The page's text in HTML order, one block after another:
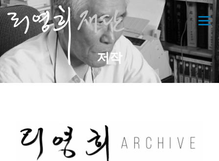
콘
텐
츠
로
바
로
가
기
메뉴
저작